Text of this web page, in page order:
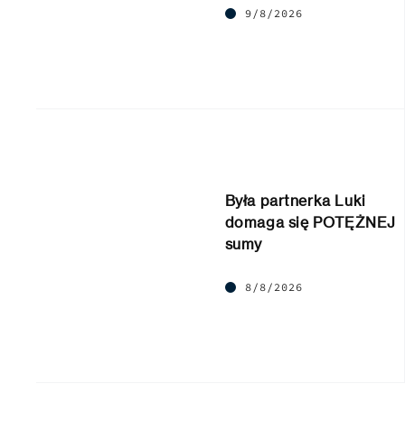
9/8/2026
Była partnerka Luki
domaga się POTĘŻNEJ
sumy
8/8/2026